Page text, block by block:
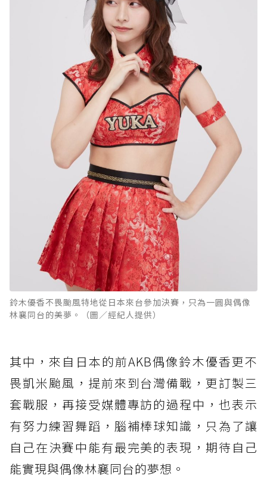
鈴木優香不畏颱風特地從日本來台參加決賽，只為一圓與偶像
林襄同台的美夢。（圖／經紀人提供）
其中，來自日本的前AKB偶像鈴木優香更不
畏凱米颱風，提前來到台灣備戰，更訂製三
套戰服，再接受媒體專訪的過程中，也表示
有努力練習舞蹈，腦補棒球知識，只為了讓
自己在決賽中能有最完美的表現，期待自己
能實現與偶像林襄同台的夢想。